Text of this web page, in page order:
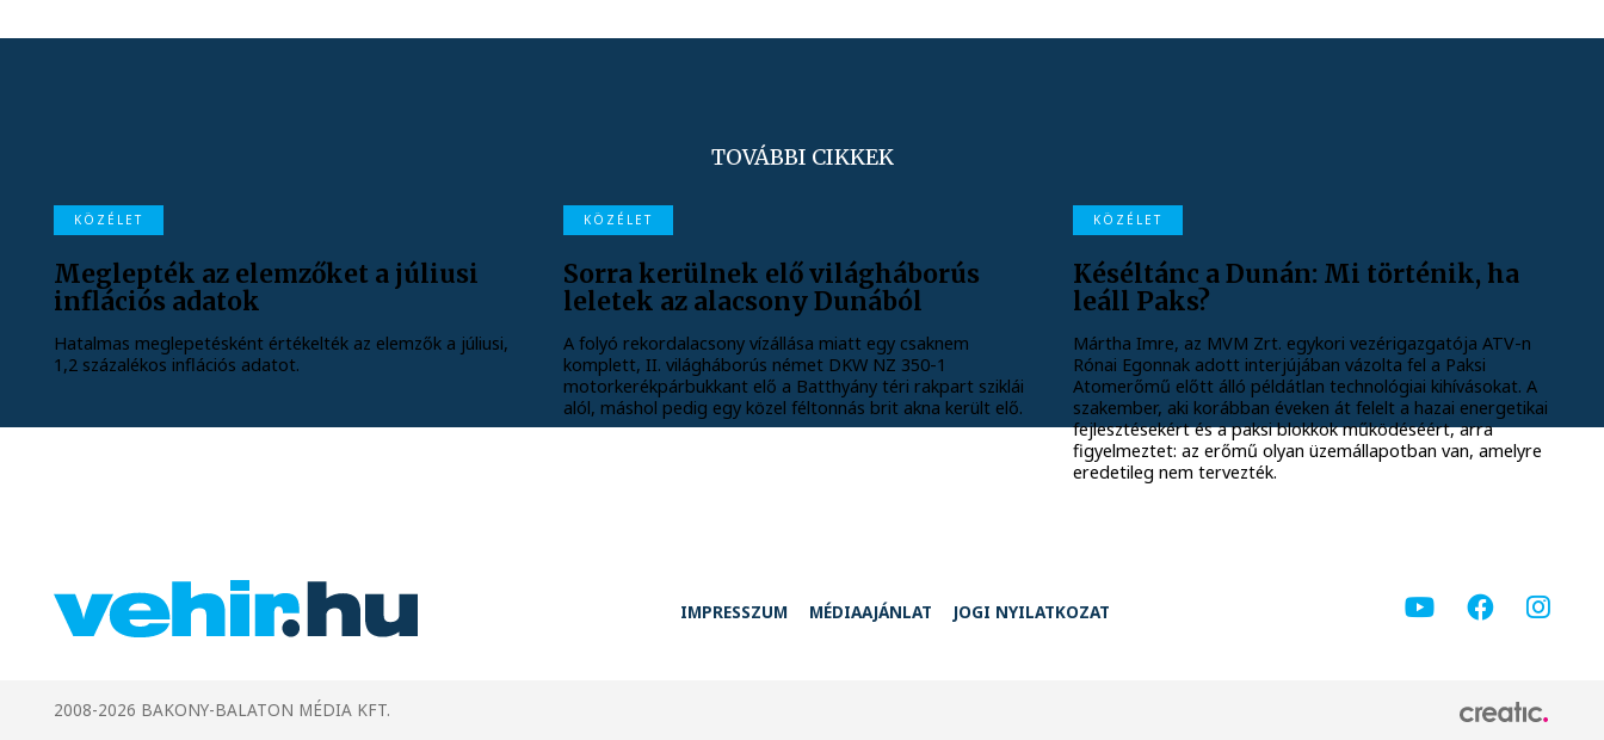
TOVÁBBI CIKKEK
KÖZÉLET
Meglepték az elemzőket a júliusi
inflációs adatok
Hatalmas meglepetésként értékelték az elemzők a júliusi,
1,2 százalékos inflációs adatot.
KÖZÉLET
Sorra kerülnek elő világháborús
leletek az alacsony Dunából
A folyó rekordalacsony vízállása miatt egy csaknem
komplett, II. világháborús német DKW NZ 350-1
motorkerékpárbukkant elő a Batthyány téri rakpart sziklái
alól, máshol pedig egy közel féltonnás brit akna került elő.
KÖZÉLET
Késéltánc a Dunán: Mi történik, ha
leáll Paks?
Mártha Imre, az MVM Zrt. egykori vezérigazgatója ATV-n
Rónai Egonnak adott interjújában vázolta fel a Paksi
Atomerőmű előtt álló példátlan technológiai kihívásokat. A
szakember, aki korábban éveken át felelt a hazai energetikai
fejlesztésekért és a paksi blokkok működéséért, arra
figyelmeztet: az erőmű olyan üzemállapotban van, amelyre
eredetileg nem tervezték.
IMPRESSZUM MÉDIAAJÁNLAT JOGI NYILATKOZAT
2008-2026 BAKONY-BALATON MÉDIA KFT.